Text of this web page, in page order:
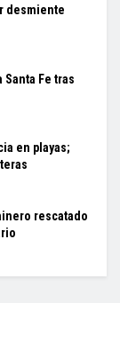
desmiente
Fe tras
en playas;
rescatado